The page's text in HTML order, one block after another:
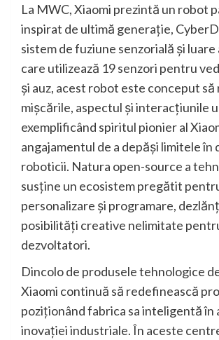
La MWC, Xiaomi prezintă un robot
inspirat de ultimă generație,
sistem de fuziune senzorială și luare
care utilizează 19 senzori pentru
și auz, acest robot este conceput
mișcările, aspectul și interacțiunile
exemplificând spiritul pionier al
angajamentul de a depăși limitele în
roboticii. Natura open-source a
susține un ecosistem pregătit
personalizare și programare,
posibilități creative nelimitate
dezvoltatori.
Dincolo de produsele tehnologice
Xiaomi continuă să redefinească
poziționând fabrica sa inteligentă în
inovației industriale. În aceste